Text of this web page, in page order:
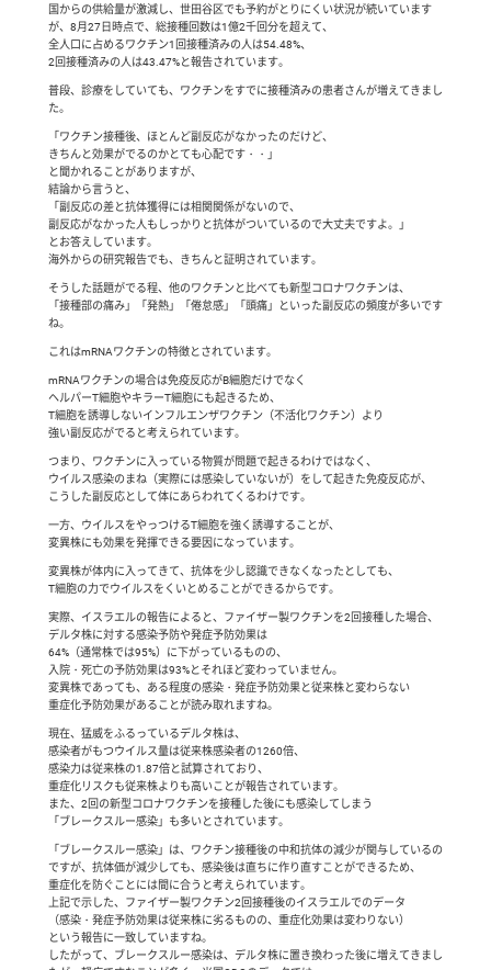
国からの供給量が激減し、世田谷区でも予約がとりにくい状況が続いています
が、8月27日時点で、総接種回数は1億2千回分を超えて、
全人口に占めるワクチン1回接種済みの人は54.48%、
2回接種済みの人は43.47%と報告されています。
普段、診療をしていても、ワクチンをすでに接種済みの患者さんが増えてきまし
た。
「ワクチン接種後、ほとんど副反応がなかったのだけど、
きちんと効果がでるのかとても心配です・・」
と聞かれることがありますが、
結論から言うと、
「副反応の差と抗体獲得には相関関係がないので、
副反応がなかった人もしっかりと抗体がついているので大丈夫ですよ。」
とお答えしています。
海外からの研究報告でも、きちんと証明されています。
そうした話題がでる程、他のワクチンと比べても新型コロナワクチンは、
「接種部の痛み」「発熱」「倦怠感」「頭痛」といった副反応の頻度が多いです
ね。
これはmRNAワクチンの特徴とされています。
mRNAワクチンの場合は免疫反応がB細胞だけでなく
ヘルパーT細胞やキラーT細胞にも起きるため、
T細胞を誘導しないインフルエンザワクチン（不活化ワクチン）より
強い副反応がでると考えられています。
つまり、ワクチンに入っている物質が問題で起きるわけではなく、
ウイルス感染のまね（実際には感染していないが）をして起きた免疫反応が、
こうした副反応として体にあらわれてくるわけです。
一方、ウイルスをやっつけるT細胞を強く誘導することが、
変異株にも効果を発揮できる要因になっています。
変異株が体内に入ってきて、抗体を少し認識できなくなったとしても、
T細胞の力でウイルスをくいとめることができるからです。
実際、イスラエルの報告によると、ファイザー製ワクチンを2回接種した場合、
デルタ株に対する感染予防や発症予防効果は
64%（通常株では95%）に下がっているものの、
入院・死亡の予防効果は93%とそれほど変わっていません。
変異株であっても、ある程度の感染・発症予防効果と従来株と変わらない
重症化予防効果があることが読み取れますね。
現在、猛威をふるっているデルタ株は、
感染者がもつウイルス量は従来株感染者の1260倍、
感染力は従来株の1.87倍と試算されており、
重症化リスクも従来株よりも高いことが報告されています。
また、2回の新型コロナワクチンを接種した後にも感染してしまう
「ブレークスルー感染」も多いとされています。
「ブレークスルー感染」は、ワクチン接種後の中和抗体の減少が関与しているの
ですが、抗体価が減少しても、感染後は直ちに作り直すことができるため、
重症化を防ぐことには間に合うと考えられています。
上記で示した、ファイザー製ワクチン2回接種後のイスラエルでのデータ
（感染・発症予防効果は従来株に劣るものの、重症化効果は変わりない）
という報告に一致していますね。
したがって、ブレークスルー感染は、デルタ株に置き換わった後に増えてきまし